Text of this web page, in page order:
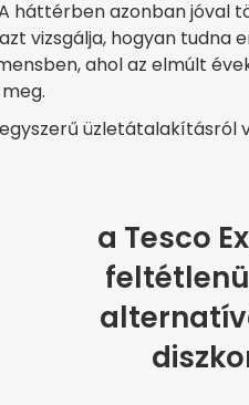
háttérben azonban jóval
vizsgálja, hogyan tudna
ahol az elmúlt
üzletátalakításról
a Tesco